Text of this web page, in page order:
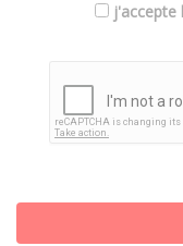
j'accepte